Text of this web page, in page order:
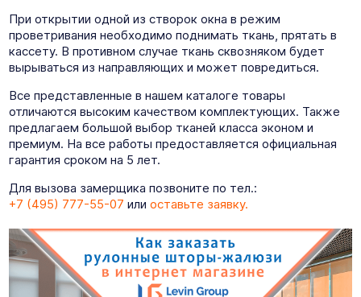
При открытии одной из створок окна в режим
проветривания необходимо поднимать ткань, прятать в
кассету. В противном случае ткань сквозняком будет
вырываться из направляющих и может повредиться.
Все представленные в нашем каталоге товары
отличаются высоким качеством комплектующих. Также
предлагаем большой выбор тканей класса эконом и
премиум. На все работы предоставляется официальная
гарантия сроком на 5 лет.
Для вызова замерщика позвоните по тел.:
+7 (495) 777-55-07 или оставьте заявку.